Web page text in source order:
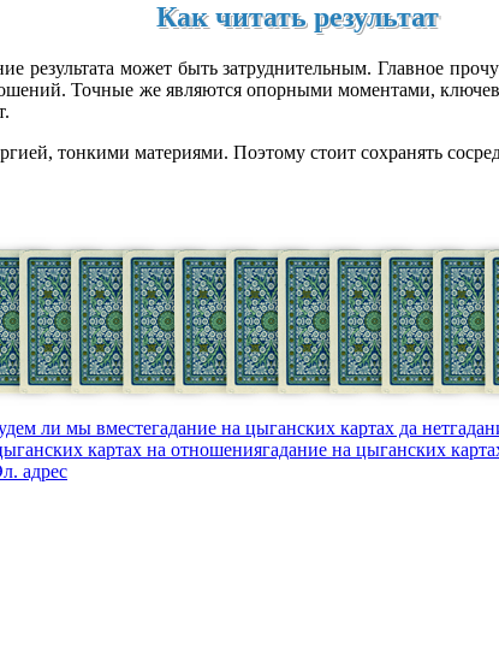
Как читать результат
результата может быть затруднительным. Главное
Точные же являются опорными моментами,
тонкими материями. Поэтому стоит сохранять
ли мы вместегадание на цыганских картах да нет
картах на отношениягадание на цыганских
адрес